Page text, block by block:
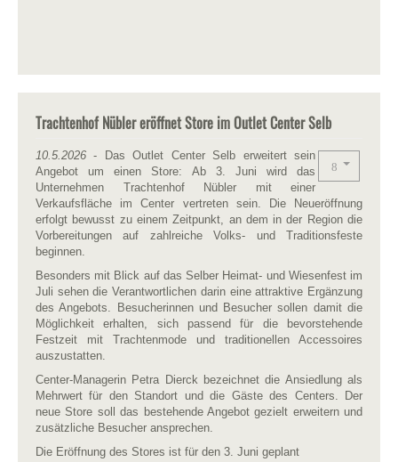
Trachtenhof Nübler eröffnet Store im Outlet Center Selb
10.5.2026 - Das Outlet Center Selb erweitert sein
Angebot um einen Store: Ab 3. Juni wird das
Unternehmen Trachtenhof Nübler mit einer
Verkaufsfläche im Center vertreten sein. Die Neueröffnung
erfolgt bewusst zu einem Zeitpunkt, an dem in der Region die
Vorbereitungen auf zahlreiche Volks- und Traditionsfeste
beginnen.
Besonders mit Blick auf das Selber Heimat- und Wiesenfest im
Juli sehen die Verantwortlichen darin eine attraktive Ergänzung
des Angebots. Besucherinnen und Besucher sollen damit die
Möglichkeit erhalten, sich passend für die bevorstehende
Festzeit mit Trachtenmode und traditionellen Accessoires
auszustatten.
Center-Managerin Petra Dierck bezeichnet die Ansiedlung als
Mehrwert für den Standort und die Gäste des Centers. Der
neue Store soll das bestehende Angebot gezielt erweitern und
zusätzliche Besucher ansprechen.
Die Eröffnung des Stores ist für den 3. Juni geplant